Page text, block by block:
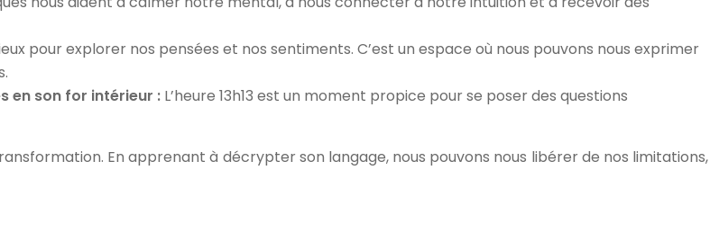
pour explorer nos pensées et nos sentiments. C’est un espace où nous pouvons nous exprimer
en son for intérieur : L’heure 13h13 est un moment propice pour se poser des questions
En apprenant à décrypter son langage, nous pouvons nous libérer de nos limitations,